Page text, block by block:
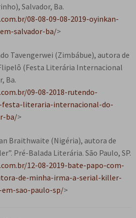
Salvador, Ba.
08-08-09-08-2019-oyinkan-
salvador-ba/>
Tavengerwei (Zimbábue), autora de
(Festa Literária Internacional
Ba.
09-08-2018-rutendo-
literaria-internacional-do-
ba/>
Braithwaite (Nigéria), autora de
Pré-Balada Literária. São Paulo, SP.
12-08-2019-bate-papo-com-
de-minha-irma-a-serial-killer-
sao-paulo-sp/>